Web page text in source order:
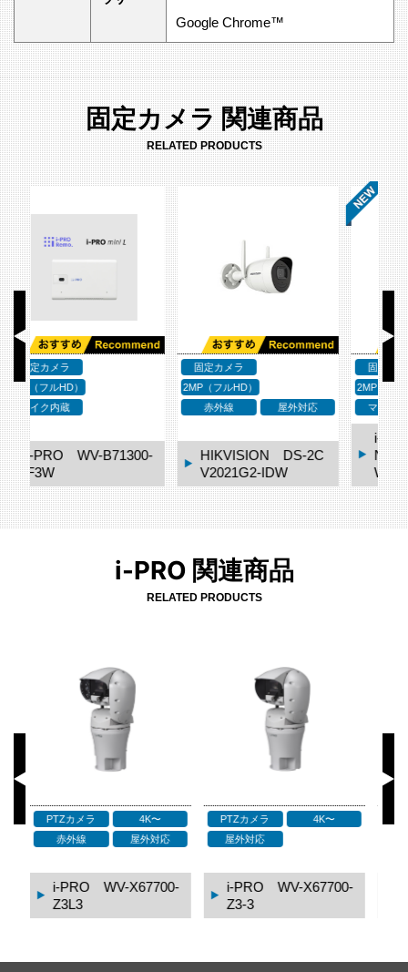
Google Chrome™
固定カメラ 関連商品
RELATED PRODUCTS
固定カメラ
2MP（フルHD）
マイク内蔵
i-PRO mini 無線LA
Nモデル WV-S7130
固定カメラ
2MP（フルHD）
マイク内蔵
Canon VB-S910F
i-PRO 関連商品
RELATED PRODUCTS
PTZカメラ
2MP（フルHD）
i-PRO WV-X67301-
Z4L4
PTZカメラ
2MP（フルHD）
i-PRO WV-X67301-
Z4L3